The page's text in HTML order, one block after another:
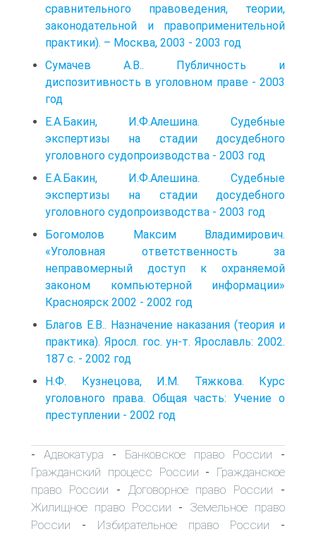
сравнительного правоведения, теории,
законодательной и правоприменительной
практики). – Москва, 2003 - 2003 год
Сумачев А.В.. Публичность и
диспозитивность в уголовном праве - 2003
год
Е.А.Бакин, И.Ф.Алешина. Судебные
экспертизы на стадии досудебного
уголовного судопроизводства - 2003 год
Е.А.Бакин, И.Ф.Алешина. Судебные
экспертизы на стадии досудебного
уголовного судопроизводства - 2003 год
Богомолов Максим Владимирович.
«Уголовная ответственность за
неправомерный доступ к охраняемой
законом компьютерной информации»
Красноярск 2002 - 2002 год
Благов Е.В.. Назначение наказания (теория и
практика). Яросл. гос. ун-т. Ярославль: 2002.
187 с. - 2002 год
Н.Ф. Кузнецова, И.М. Тяжкова. Курс
уголовного права. Общая часть: Учение о
преступлении - 2002 год
- Адвокатура - Банковское право России -
Гражданский процесс России - Гражданское
право России - Договорное право России -
Жилищное право России - Земельное право
России - Избирательное право России -